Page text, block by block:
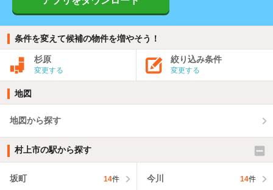
条件を変えて候補の物件を増やそう！
杉原
変更する
絞り込み条件
変更する
地図
地図から探す
村上市の駅から探す
坂町 14件 今川 14件